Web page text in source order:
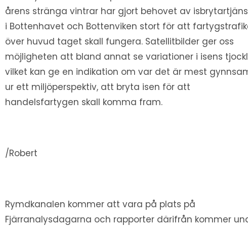
årens stränga vintrar har gjort behovet av
i Bottenhavet och Bottenviken stort för att
över huvud taget skall fungera. Satellitbilder ger oss
möjligheten att bland annat se variationer i isens
vilket kan ge en indikation om var det är mest
ur ett miljöperspektiv, att bryta isen för att
handelsfartygen skall komma fram.
/Robert
Rymdkanalen kommer att vara på plats på
Fjärranalysdagarna och rapporter därifrån kommer